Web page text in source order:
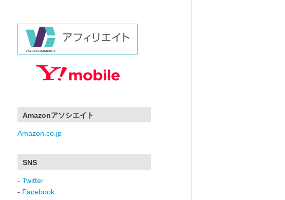
Amazonアソシエイト
Amazon.co.jp
SNS
- Twitter
- Facebook